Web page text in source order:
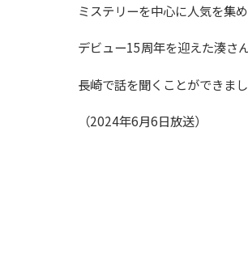
ミステリーを中心に人気を集
デビュー15周年を迎えた湊さん
長崎で話を聞くことができまし
（2024年6月6日放送）